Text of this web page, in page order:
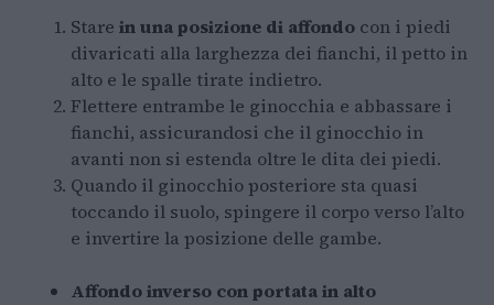
Stare in una posizione di affondo con i piedi
divaricati alla larghezza dei fianchi, il petto in
alto e le spalle tirate indietro.
Flettere entrambe le ginocchia e abbassare i
fianchi, assicurandosi che il ginocchio in
avanti non si estenda oltre le dita dei piedi.
Quando il ginocchio posteriore sta quasi
toccando il suolo, spingere il corpo verso l’alto
e invertire la posizione delle gambe.
Affondo inverso con portata in alto